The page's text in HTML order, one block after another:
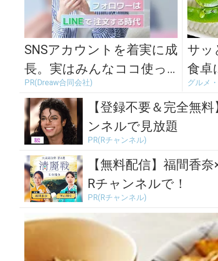
SNSアカウントを着実に成
長。実はみんなココ使っ
てます。
PR(Dreaw合同会社)
サッ
食卓
ドウ
のレ
グルメ
【登録不要＆完全無
ンネルで見放題
PR(Rチャンネル)
【無料配信】福間香
Rチャンネルで！
PR(Rチャンネル)